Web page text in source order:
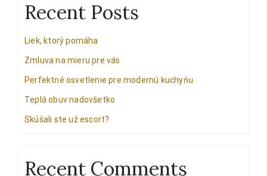
Recent Posts
Liek, ktorý pomáha
Zmluva na mieru pre vás
Perfektné osvetlenie pre modernú kuchyňu
Teplá obuv nadovšetko
Skúšali ste už escort?
Recent Comments